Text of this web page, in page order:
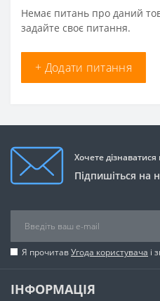
Немає питань про даний
задайте своє питання.
+ Додати питання
Хочете
Підпишіться на
Я прочитавУгода користувача і
ІНФОРМАЦІЯ